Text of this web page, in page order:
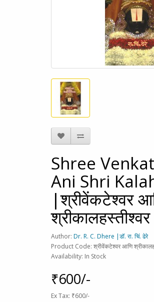
Shree
Ani Shri
|श्रीवेंकटेश्वर
श्रीकालहस्तीश्वर
Author: Dr. R. C. Dhere |डॉ. रा. चिं. ढेरे
Product Code: श्रीवेंकटेश्वर आणि
Availability: In Stock
₹600/-
Ex Tax: ₹600/-